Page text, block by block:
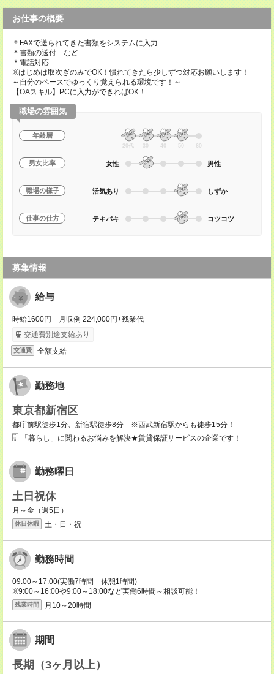
お仕事の概要
＊FAXで送られてきた書類をシステムに入力
＊書類の送付 など
＊電話対応
※はじめは取次ぎのみでOK！慣れてきたら少しずつ対応お願いします！
～自分のペースでゆっくり覚えられる環境です！～
【OAスキル】PCに入力ができればOK！
職場の雰囲気
年齢層
20代 30 40 50 60
男女比率 女性 男性
職場の様子 活気あり しずか
仕事の仕方 テキパキ コツコツ
募集情報
給与
時給1600円 月収例 224,000円+残業代
交通費別途支給あり
交通費 全額支給
勤務地
東京都新宿区
都庁前駅徒歩1分、新宿駅徒歩8分 ※西武新宿駅からも徒歩15分！
「暮らし」に関わるお悩みを解決★賃貸保証サービスの企業です！
勤務曜日
土日祝休
月～金（週5日）
休日休暇 土・日・祝
勤務時間
09:00～17:00(実働7時間 休憩1時間)
※9:00～16:00や9:00～18:00など実働6時間～相談可能！
残業時間 月10～20時間
期間
長期（3ヶ月以上）